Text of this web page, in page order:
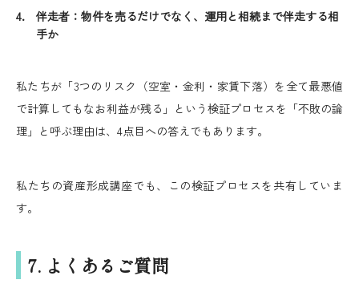
伴走者：物件を売るだけでなく、運用と相続まで伴走する相
手か
私たちが「3つのリスク（空室・金利・家賃下落）を全て最悪値
で計算してもなお利益が残る」という検証プロセスを「不敗の論
理」と呼ぶ理由は、4点目への答えでもあります。
私たちの資産形成講座でも、この検証プロセスを共有していま
す。
7. よくあるご質問